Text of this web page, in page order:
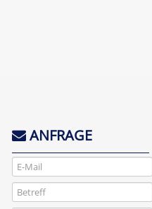
ANFRAGE